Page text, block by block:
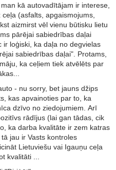
kā autovadītājam ir interese,
(asfalts, apgaismojums,
aizmirst vēl vienu būtisku lietu
pārējai sabiedrības daļai
loģiski, ka daļa no degvielas
sabiedrības daļai". Protams,
ka ceļiem tiek atvēlēts par
- nu sorry, bet jauns džips
kas apvainoties par to, ka
dzīvo no ziedojumiem. Arī
rādījus (lai gan tādas, cik
ka darba kvalitāte ir zem katras
jau ir Vasts kontroles
Lietuviešu vai Igauņu ceļa
kvalitāti ...